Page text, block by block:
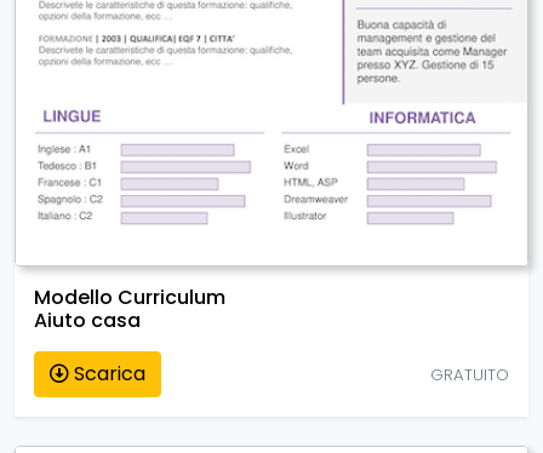
Modello Curriculum
Aiuto casa
Scarica
GRATUITO